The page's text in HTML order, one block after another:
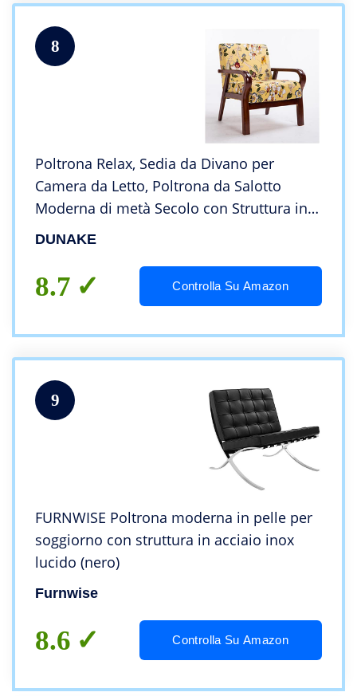
8
Poltrona Relax, Sedia da Divano per
Camera da Letto, Poltrona da Salotto
Moderna di metà Secolo con Struttura in
Legno E Sedia con Rivestimento in Tessuto
Dormitorio
DUNAKE
8.7 Controlla Su Amazon
9
FURNWISE Poltrona moderna in pelle per
soggiorno con struttura in acciaio inox
lucido (nero)
Furnwise
8.6 Controlla Su Amazon